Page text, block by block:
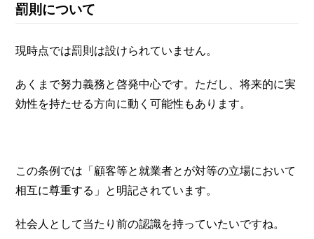
罰則について
現時点では罰則は設けられていません。
あくまで努力義務と啓発中心です。ただし、将来的に実
効性を持たせる方向に動く可能性もあります。
この条例では「顧客等と就業者とが対等の立場において
相互に尊重する」と明記されています。
社会人として当たり前の認識を持っていたいですね。